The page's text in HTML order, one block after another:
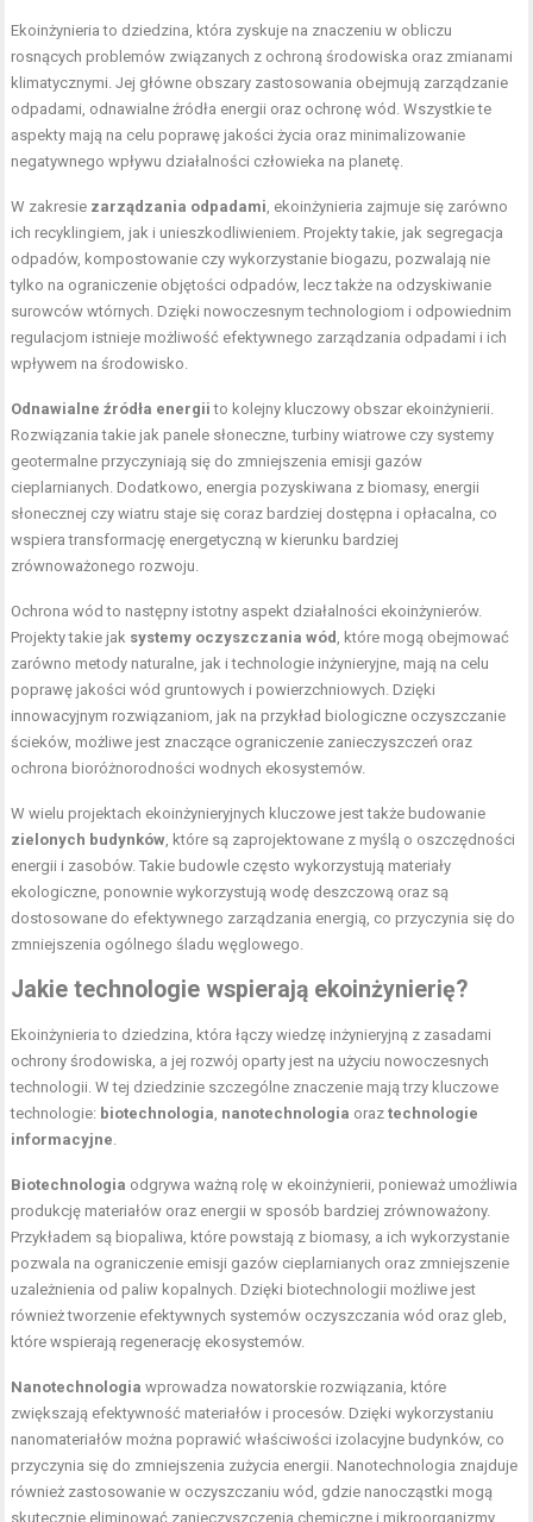
Ekoinżynieria to dziedzina, która zyskuje na znaczeniu w obliczu
rosnących problemów związanych z ochroną środowiska oraz zmianami
klimatycznymi. Jej główne obszary zastosowania obejmują zarządzanie
odpadami, odnawialne źródła energii oraz ochronę wód. Wszystkie te
aspekty mają na celu poprawę jakości życia oraz minimalizowanie
negatywnego wpływu działalności człowieka na planetę.
W zakresie zarządzania odpadami , ekoinżynieria zajmuje się zarówno
ich recyklingiem, jak i unieszkodliwieniem. Projekty takie, jak segregacja
odpadów, kompostowanie czy wykorzystanie biogazu, pozwalają nie
tylko na ograniczenie objętości odpadów, lecz także na odzyskiwanie
surowców wtórnych. Dzięki nowoczesnym technologiom i odpowiednim
regulacjom istnieje możliwość efektywnego zarządzania odpadami i ich
wpływem na środowisko.
Odnawialne źródła energii to kolejny kluczowy obszar ekoinżynierii.
Rozwiązania takie jak panele słoneczne, turbiny wiatrowe czy systemy
geotermalne przyczyniają się do zmniejszenia emisji gazów
cieplarnianych. Dodatkowo, energia pozyskiwana z biomasy, energii
słonecznej czy wiatru staje się coraz bardziej dostępna i opłacalna, co
wspiera transformację energetyczną w kierunku bardziej
zrównoważonego rozwoju.
Ochrona wód to następny istotny aspekt działalności ekoinżynierów.
Projekty takie jak systemy oczyszczania wód
, które mogą obejmować
zarówno metody naturalne, jak i technologie inżynieryjne, mają na celu
poprawę jakości wód gruntowych i powierzchniowych. Dzięki
innowacyjnym rozwiązaniom, jak na przykład biologiczne oczyszczanie
ścieków, możliwe jest znaczące ograniczenie zanieczyszczeń oraz
ochrona bioróżnorodności wodnych ekosystemów.
W wielu projektach ekoinżynieryjnych kluczowe jest także budowanie
zielonych budynków , które są zaprojektowane z myślą o oszczędności
energii i zasobów. Takie budowle często wykorzystują materiały
ekologiczne, ponownie wykorzystują wodę deszczową oraz są
dostosowane do efektywnego zarządzania energią, co przyczynia się do
zmniejszenia ogólnego śladu węglowego.
Jakie technologie wspierają ekoinżynierię?
Ekoinżynieria to dziedzina, która łączy wiedzę inżynieryjną z zasadami
ochrony środowiska, a jej rozwój oparty jest na użyciu nowoczesnych
technologii. W tej dziedzinie szczególne znaczenie mają trzy kluczowe
technologie: biotechnologia nanotechnologia oraztechnologie
informacyjne
Biotechnologia odgrywa ważną rolę w ekoinżynierii, ponieważ umożliwia
produkcję materiałów oraz energii w sposób bardziej zrównoważony.
Przykładem są biopaliwa, które powstają z biomasy, a ich wykorzystanie
pozwala na ograniczenie emisji gazów cieplarnianych oraz zmniejszenie
uzależnienia od paliw kopalnych. Dzięki biotechnologii możliwe jest
również tworzenie efektywnych systemów oczyszczania wód oraz gleb,
które wspierają regenerację ekosystemów.
Nanotechnologia wprowadza nowatorskie rozwiązania, które
zwiększają efektywność materiałów i procesów. Dzięki wykorzystaniu
nanomateriałów można poprawić właściwości izolacyjne budynków, co
przyczynia się do zmniejszenia zużycia energii. Nanotechnologia znajduje
również zastosowanie w oczyszczaniu wód, gdzie nanocząstki mogą
skutecznie eliminować zanieczyszczenia chemiczne i mikroorganizmy.